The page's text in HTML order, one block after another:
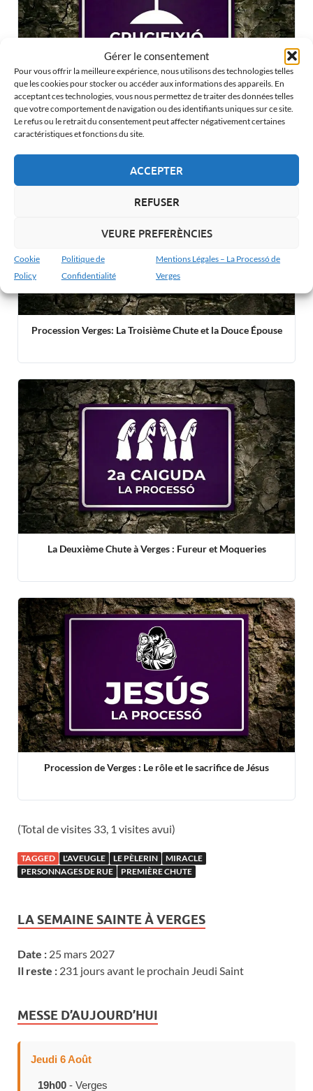
Gérer le consentement
Pour vous offrir la meilleure expérience, nous utilisons des technologies telles
que les cookies pour stocker ou accéder aux informations des appareils. En
acceptant ces technologies, vous nous permettez de traiter des données telles
que votre comportement de navigation ou des identifiants uniques sur ce site.
Le refus ou le retrait du consentement peut affecter négativement certaines
caractéristiques et fonctions du site.
ACCEPTER
REFUSER
VEURE PREFERÈNCIES
Cookie
Policy
Politique de
Confidentialité
Mentions Légales – La Processó de
Verges
Crucifixion de Verges : Le silence sur la Placette
Procession Verges: La Troisième Chute et la Douce Épouse
La Deuxième Chute à Verges : Fureur et Moqueries
Procession de Verges : Le rôle et le sacrifice de Jésus
(Total de visites 33, 1 visites avui)
TAGGED L'AVEUGLE LE PÈLERIN
MIRACLE
PERSONNAGES DE RUE
PREMIÈRE CHUTE
LA SEMAINE SAINTE À VERGES
Date : 25 mars 2027
Il reste : 231 jours avant le prochain Jeudi Saint
MESSE D’AUJOURD’HUI
Jeudi 6 Août
19h00 - Verges